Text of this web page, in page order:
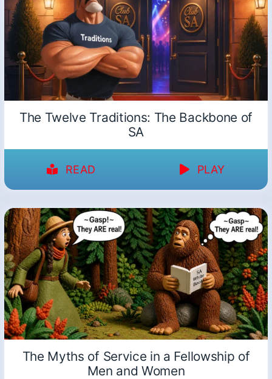
The Twelve Traditions: The Backbone of
SA
READ PLAY
The Myths of Service in a Fellowship of
Men and Women